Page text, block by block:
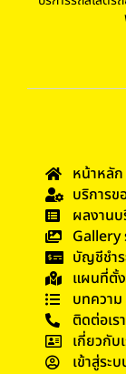
หน้าหลัก
บริการข
ผลงานบ
Gallery
บัญชีชำร
แผนที่ตั้ง
บทความ
ติดต่อเรา
เกี่ยวกับ
เข้าสู่ระ